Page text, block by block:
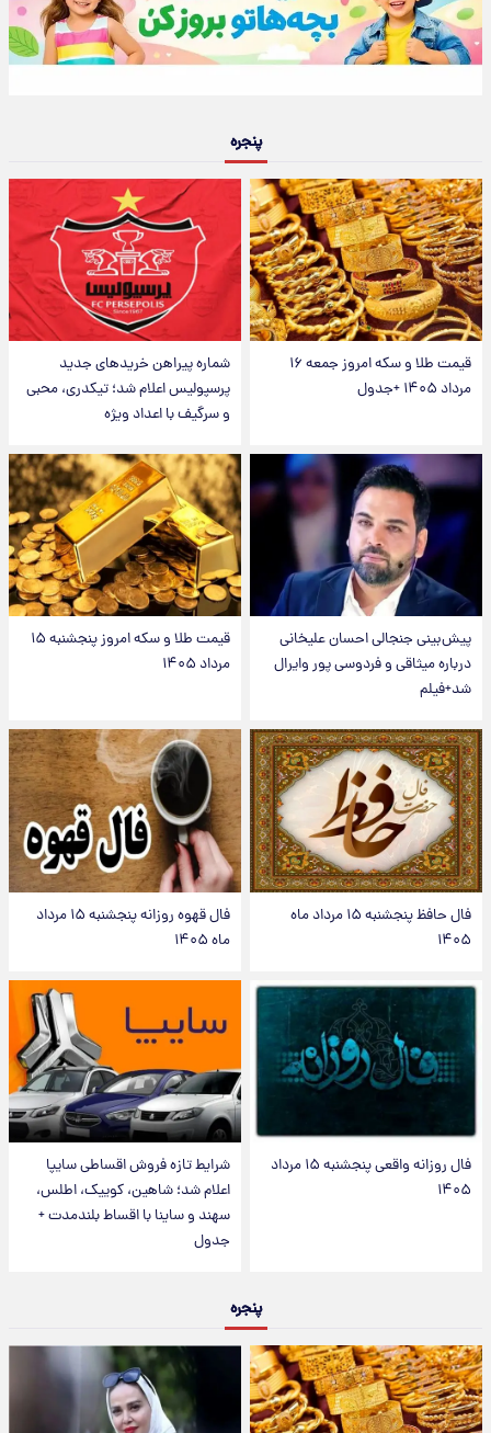
پنجره
قیمت طلا و سکه امروز جمعه ۱۶
مرداد ۱۴۰۵ +جدول
شماره پیراهن خریدهای جدید
پرسپولیس اعلام شد؛ تیکدری، محبی
و سرگیف با اعداد ویژه
پیش‌بینی جنجالی احسان علیخانی
درباره میثاقی و فردوسی پور وایرال
شد+فیلم
قیمت طلا و سکه امروز پنجشنبه ۱۵
مرداد ۱۴۰۵
فال حافظ پنجشنبه ۱۵ مرداد ماه
۱۴۰۵
فال قهوه روزانه پنجشنبه ۱۵ مرداد
ماه ۱۴۰۵
فال روزانه واقعی پنجشنبه ۱۵ مرداد
۱۴۰۵
شرایط تازه فروش اقساطی سایپا
اعلام شد؛ شاهین، کوییک، اطلس،
سهند و ساینا با اقساط بلندمدت +
جدول
پنجره